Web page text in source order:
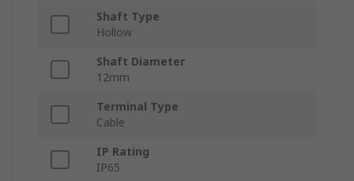
Shaft Type
Hollow
Shaft Diameter
12mm
Terminal Type
Cable
IP Rating
IP65